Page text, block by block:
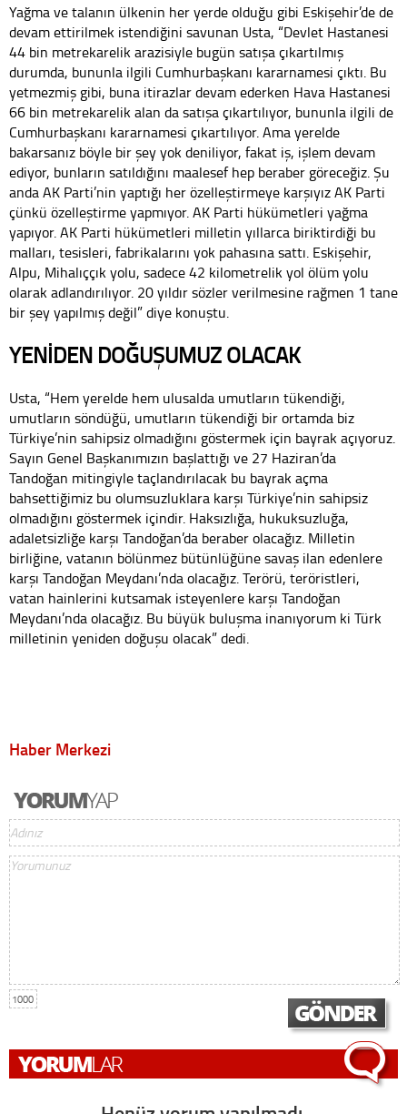
Yağma ve talanın ülkenin her yerde olduğu gibi Eskişehir’de de
devam ettirilmek istendiğini savunan Usta, “Devlet Hastanesi
44 bin metrekarelik arazisiyle bugün satışa çıkartılmış
durumda, bununla ilgili Cumhurbaşkanı kararnamesi çıktı. Bu
yetmezmiş gibi, buna itirazlar devam ederken Hava Hastanesi
66 bin metrekarelik alan da satışa çıkartılıyor, bununla ilgili de
Cumhurbaşkanı kararnamesi çıkartılıyor. Ama yerelde
bakarsanız böyle bir şey yok deniliyor, fakat iş, işlem devam
ediyor, bunların satıldığını maalesef hep beraber göreceğiz. Şu
anda AK Parti’nin yaptığı her özelleştirmeye karşıyız AK Parti
çünkü özelleştirme yapmıyor. AK Parti hükümetleri yağma
yapıyor. AK Parti hükümetleri milletin yıllarca biriktirdiği bu
malları, tesisleri, fabrikalarını yok pahasına sattı. Eskişehir,
Alpu, Mihalıççık yolu, sadece 42 kilometrelik yol ölüm yolu
olarak adlandırılıyor. 20 yıldır sözler verilmesine rağmen 1 tane
bir şey yapılmış değil” diye konuştu.
YENİDEN DOĞUŞUMUZ OLACAK
Usta, “Hem yerelde hem ulusalda umutların tükendiği,
umutların söndüğü, umutların tükendiği bir ortamda biz
Türkiye’nin sahipsiz olmadığını göstermek için bayrak açıyoruz.
Sayın Genel Başkanımızın başlattığı ve 27 Haziran’da
Tandoğan mitingiyle taçlandırılacak bu bayrak açma
bahsettiğimiz bu olumsuzluklara karşı Türkiye’nin sahipsiz
olmadığını göstermek içindir. Haksızlığa, hukuksuzluğa,
adaletsizliğe karşı Tandoğan’da beraber olacağız. Milletin
birliğine, vatanın bölünmez bütünlüğüne savaş ilan edenlere
karşı Tandoğan Meydanı’nda olacağız. Terörü, teröristleri,
vatan hainlerini kutsamak isteyenlere karşı Tandoğan
Meydanı’nda olacağız. Bu büyük buluşma inanıyorum ki Türk
milletinin yeniden doğuşu olacak” dedi.
Haber Merkezi
1000